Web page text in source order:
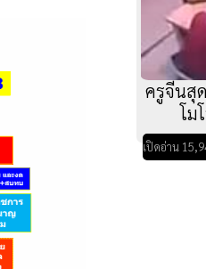
ครูจีนสุ
โม
เปิดอ่าน